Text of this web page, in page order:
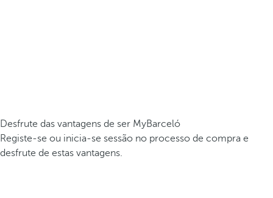
Desfrute das vantagens de ser MyBarceló
Registe-se ou inicia-se sessão no processo de compra e
desfrute de estas vantagens.